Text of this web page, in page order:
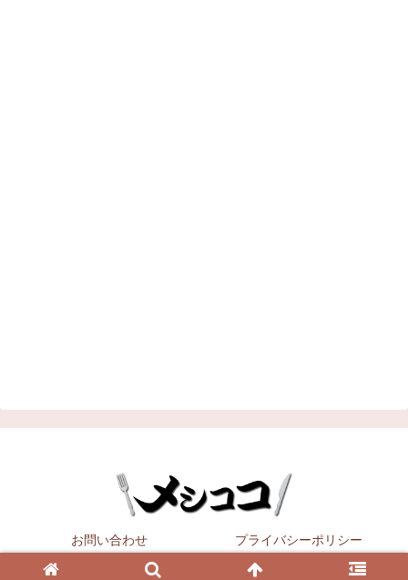
お問い合わせ プライバシーポリシー
Copyright © 2021 All Rights Reserved.